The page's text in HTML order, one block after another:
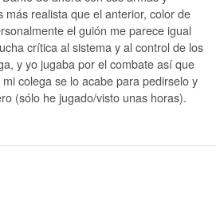
más realista que el anterior, color de
el guión me parece igual
crítica al sistema y al control de los
y yo jugaba por el combate así que
colega se lo acabe para pedirselo y
(sólo he jugado/visto unas horas).